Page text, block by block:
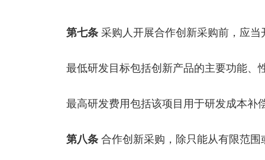
第七条 采购人开展合作创新采购前，应
最低研发目标包括创新产品的主要功能、
最高研发费用包括该项目用于研发成本补
第八条 合作创新采购，除只能从有限范